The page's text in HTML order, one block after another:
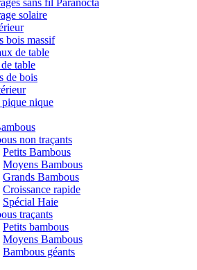
sans fil Paranocta
solaire
bois massif
de table
table
de bois
pique nique
non traçants
Petits Bambous
Moyens Bambous
Grands Bambous
Croissance rapide
Spécial Haie
traçants
Petits bambous
Moyens Bambous
Bambous géants